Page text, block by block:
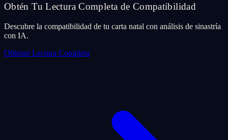
Obtén Tu Lectura Completa de Compatibilidad
Descubre la compatibilidad de tu carta natal con análisis de sinastría
con IA.
Obtener Lectura Completa